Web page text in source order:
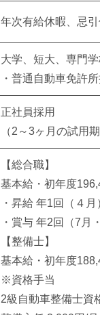
年次有給休暇、忌
大学、短大、専門
・普通自動車免許
正社員採用
（2～3ヶ月の試用
【総合職】
基本給・初年度
・昇給 年1回（４月
・賞与 年2回（7月
【整備士】
基本給・初年度
※資格手当
2級自動車整備士資